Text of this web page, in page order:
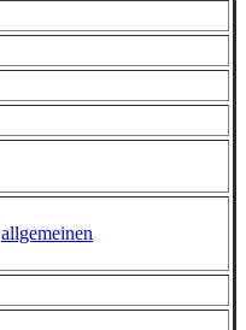
allgemeinen